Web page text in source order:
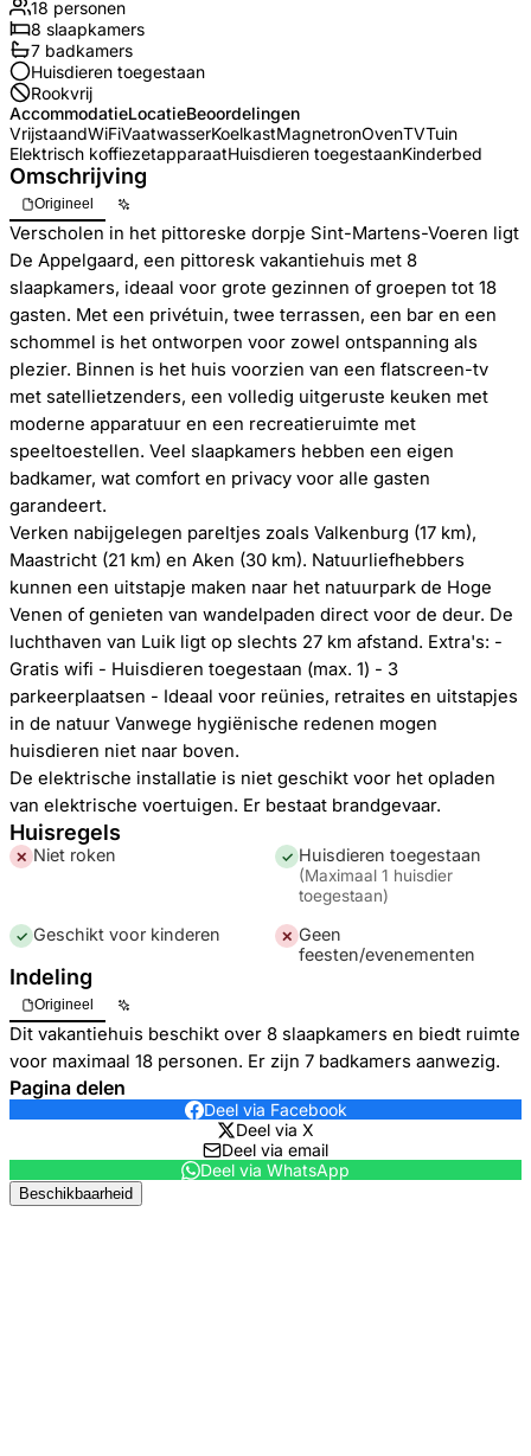
18 personen
8 slaapkamers
7 badkamers
Huisdieren toegestaan
Rookvrij
AccommodatieLocatieBeoordelingen
VrijstaandWiFiVaatwasserKoelkastMagnetronOvenTVTuin
Elektrisch koffiezetapparaatHuisdieren toegestaanKinderbed
Omschrijving
Origineel
Verscholen in het pittoreske dorpje Sint-Martens-Voeren ligt
De Appelgaard, een pittoresk vakantiehuis met 8
slaapkamers, ideaal voor grote gezinnen of groepen tot 18
gasten. Met een privétuin, twee terrassen, een bar en een
schommel is het ontworpen voor zowel ontspanning als
plezier. Binnen is het huis voorzien van een flatscreen-tv
met satellietzenders, een volledig uitgeruste keuken met
moderne apparatuur en een recreatieruimte met
speeltoestellen. Veel slaapkamers hebben een eigen
badkamer, wat comfort en privacy voor alle gasten
garandeert.
Verken nabijgelegen pareltjes zoals Valkenburg (17 km),
Maastricht (21 km) en Aken (30 km). Natuurliefhebbers
kunnen een uitstapje maken naar het natuurpark de Hoge
Venen of genieten van wandelpaden direct voor de deur. De
luchthaven van Luik ligt op slechts 27 km afstand. Extra's: -
Gratis wifi - Huisdieren toegestaan (max. 1) - 3
parkeerplaatsen - Ideaal voor reünies, retraites en uitstapjes
in de natuur Vanwege hygiënische redenen mogen
huisdieren niet naar boven.
De elektrische installatie is niet geschikt voor het opladen
van elektrische voertuigen. Er bestaat brandgevaar.
Huisregels
✕ Niet roken ✓ Huisdieren toegestaan
(Maximaal 1 huisdier
toegestaan)
✓ Geschikt voor kinderen ✕ Geen
feesten/evenementen
Indeling
Origineel
Dit vakantiehuis beschikt over 8 slaapkamers en biedt ruimte
voor maximaal 18 personen. Er zijn 7 badkamers aanwezig.
Pagina delen
Deel via Facebook
Deel via X
Deel via email
Deel via WhatsApp
Beschikbaarheid